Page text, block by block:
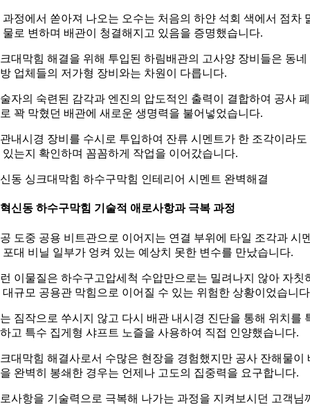
과정에서 쏟아져 나오는 오수는 처음의 하얀 석회 색에서 점차
물로 변하며 배관이 청결해지고 있음을 증명했습니다.
대막힘 해결을 위해 투입된 하림배관의 고사양 장비들은 동네
업체들의 저가형 장비와는 차원이 다릅니다.
자의 숙련된 감각과 엔진의 압도적인 출력이 결합하여 공사
꽉 막혔던 배관에 새로운 생명력을 불어넣었습니다.
내시경 장비를 수시로 투입하여 잔류 시멘트가 한 조각이라도
있는지 확인하며 꼼꼼하게 작업을 이어갔습니다.
동 싱크대막힘 하수구막힘 인테리어 시멘트 완벽해결
신동 하수구막힘 기술적 애로사항과 극복 과정
도중 공용 비트관으로 이어지는 연결 부위에 타일 조각과 시
포대 비닐 일부가 엉켜 있는 예상치 못한 변수를 만났습니다.
이물질은 하수구고압세척 수압만으로는 밀려나지 않아 자칫
대규모 공용관 막힘으로 이어질 수 있는 위험한 상황이었습니
짐작으로 쑤시지 않고 다시 배관 내시경 진단을 통해 위치를
고 특수 집게형 샤프트 노즐을 사용하여 직접 인양했습니다.
대막힘 해결사로서 수많은 현장을 경험했지만 공사 잔해물이
완벽히 봉쇄한 경우는 언제나 고도의 집중력을 요구합니다.
사항을 기술력으로 극복해 나가는 과정을 지켜보시던 고객님